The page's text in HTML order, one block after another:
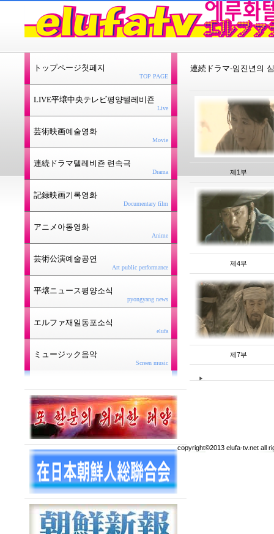
連続ドラマ-임진년의
제1부
제4부
제7부
トップページ첫페지
TOP PAGE
LIVE平壌中央テレビ평양텔레비죤
Live
芸術映画예술영화
Movie
連続ドラマ텔레비죤 련속극
Drama
記録映画기록영화
Documentary film
アニメ아동영화
Anime
芸術公演예술공연
Art public performance
平壌ニュース평양소식
pyongyang news
エルファ재일동포소식
elufa
ミュージック음악
Screen music
copyright©2013 elufa-tv.net all